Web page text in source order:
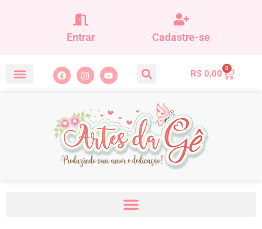
Entrar Cadastre-se
R$ 0,00
0